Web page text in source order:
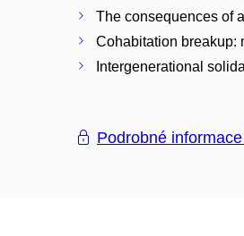
The consequences of
Cohabitation breakup:
Intergenerational
Podrobné